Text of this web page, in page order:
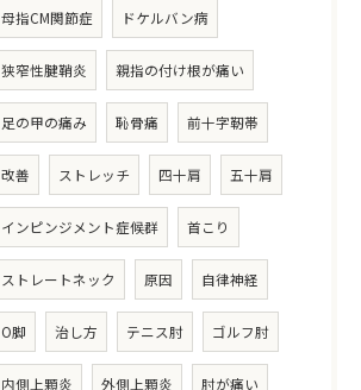
母指CM関節症 ドケルバン病
狭窄性腱鞘炎 親指の付け根が痛い
足の甲の痛み 恥骨痛 前十字靭帯
改善 ストレッチ 四十肩 五十肩
インピンジメント症候群 首こり
ストレートネック 原因 自律神経
O脚 治し方 テニス肘 ゴルフ肘
内側上顆炎 外側上顆炎 肘が痛い